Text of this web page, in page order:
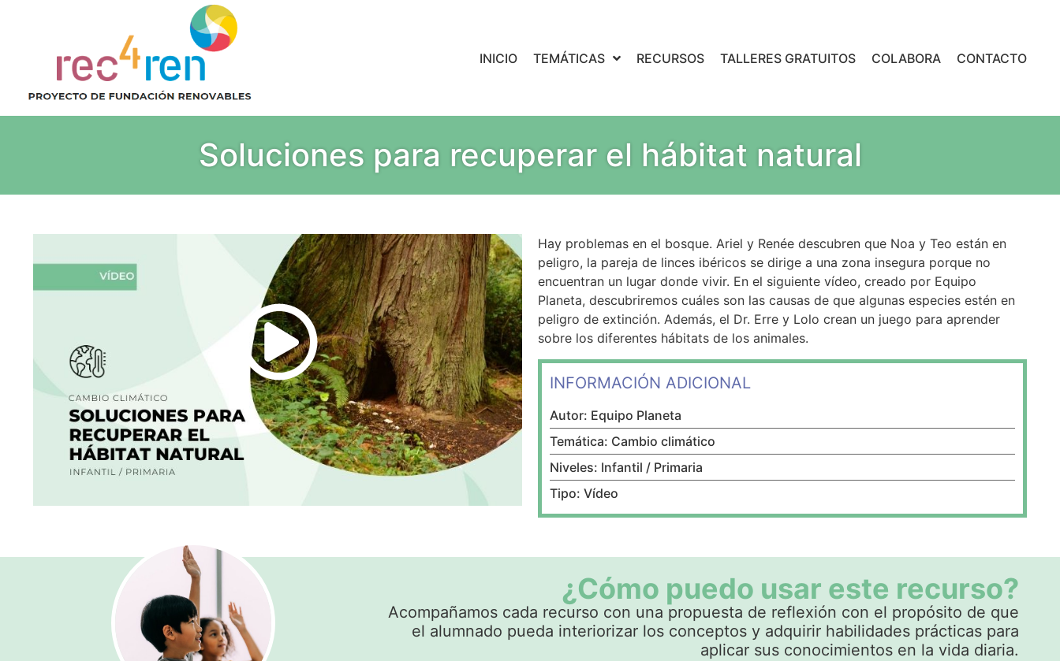
INICIO TEMÁTICAS RECURSOS TALLERES GRATUITOS COLABORA CONTACTO
Soluciones para recuperar el hábitat natural
Hay problemas en el bosque. Ariel y Renée descubren que Noa y Teo están en
peligro, la pareja de linces ibéricos se dirige a una zona insegura porque no
encuentran un lugar donde vivir. En el siguiente vídeo, creado por Equipo
Planeta, descubriremos cuáles son las causas de que algunas especies estén en
peligro de extinción. Además, el Dr. Erre y Lolo crean un juego para aprender
sobre los diferentes hábitats de los animales.
INFORMACIÓN ADICIONAL
Autor: Equipo Planeta
Temática: Cambio climático
Niveles: Infantil / Primaria
Tipo: Vídeo
¿Cómo puedo usar este recurso?
Acompañamos cada recurso con una propuesta de reflexión con el propósito de que
el alumnado pueda interiorizar los conceptos y adquirir habilidades prácticas para
aplicar sus conocimientos en la vida diaria.